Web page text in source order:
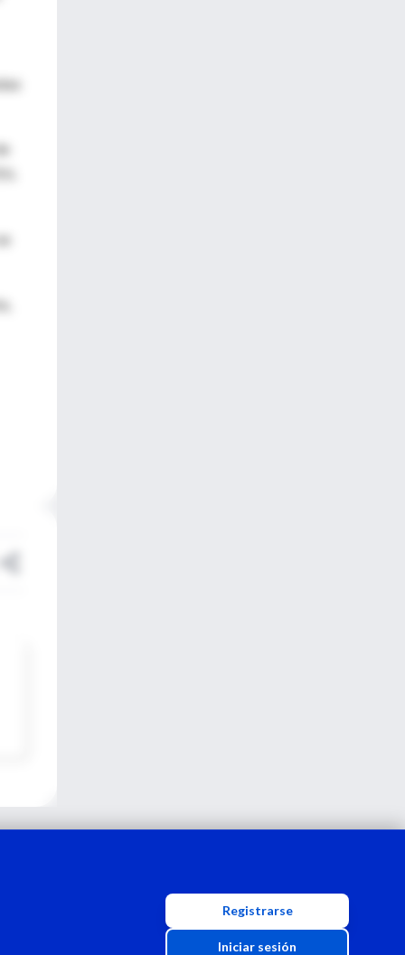
Registrarse
Iniciar sesión